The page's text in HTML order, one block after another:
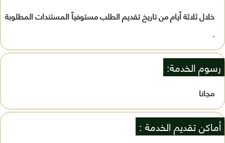
خلال ثلاثة أيام من تاريخ تقديم الطلب مستوفياً المستندات المطلوبة
.
رسوم الخدمة:
مجانا
أماكن تقديم الخدمة :